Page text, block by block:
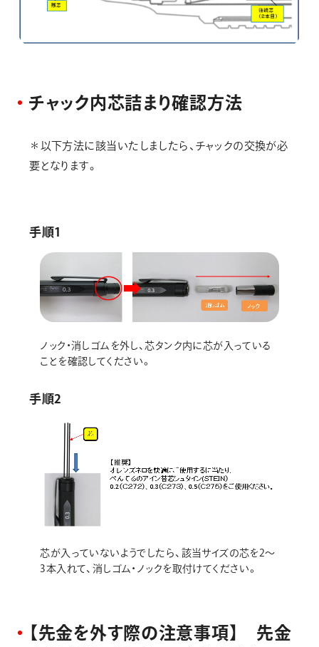
チャック内芯詰まり確認方法
＊以下方法に該当いたしましたら、チャックの交換が必
要となります。
手順1
ノック・消しゴムを外し、芯タンク内に芯が入っている
ことを確認してください。
手順2
芯が入っていないようでしたら、該当サイズの芯を2～
3本入れて、消しゴム・ノックを取付けてください。
【 先金を外す際の注意事項】 先金